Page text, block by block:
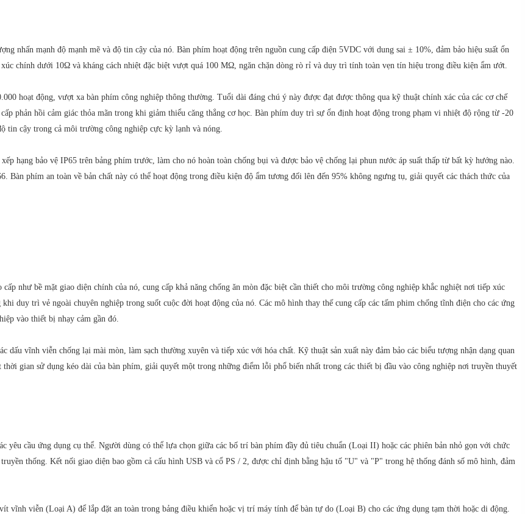
nhấn mạnh độ mạnh mẽ và độ tin cậy của nó. Bàn phím hoạt động trên nguồn cung cấp điện 5VDC với dung sai ± 10%, đảm bảo hiệu suất ổn
chính dưới 10Ω và kháng cách nhiệt đặc biệt vượt quá 100 MΩ, ngăn chặn dòng rò rỉ và duy trì tính toàn vẹn tín hiệu trong điều kiện ẩm ướt.
hoạt động, vượt xa bàn phím công nghiệp thông thường. Tuổi dài đáng chú ý này được đạt được thông qua kỹ thuật chính xác của các cơ chế
phản hồi cảm giác thỏa mãn trong khi giảm thiểu căng thẳng cơ học. Bàn phím duy trì sự ổn định hoạt động trong phạm vi nhiệt độ rộng từ -20
tin cậy trong cả môi trường công nghiệp cực kỳ lạnh và nóng.
hạng bảo vệ IP65 trên bảng phím trước, làm cho nó hoàn toàn chống bụi và được bảo vệ chống lại phun nước áp suất thấp từ bất kỳ hướng nào.
Bàn phím an toàn về bản chất này có thể hoạt động trong điều kiện độ ẩm tương đối lên đến 95% không ngưng tụ, giải quyết các thách thức của
như bề mặt giao diện chính của nó, cung cấp khả năng chống ăn mòn đặc biệt cần thiết cho môi trường công nghiệp khắc nghiệt nơi tiếp xúc
duy trì vẻ ngoài chuyên nghiệp trong suốt cuộc đời hoạt động của nó. Các mô hình thay thế cung cấp các tấm phim chống tĩnh điện cho các ứng
vào thiết bị nhạy cảm gần đó.
dấu vĩnh viễn chống lại mài mòn, làm sạch thường xuyên và tiếp xúc với hóa chất. Kỹ thuật sản xuất này đảm bảo các biểu tượng nhận dạng quan
gian sử dụng kéo dài của bàn phím, giải quyết một trong những điểm lỗi phổ biến nhất trong các thiết bị đầu vào công nghiệp nơi truyền thuyết
yêu cầu ứng dụng cụ thể. Người dùng có thể lựa chọn giữa các bố trí bàn phím đầy đủ tiêu chuẩn (Loại II) hoặc các phiên bản nhỏ gọn với chức
thống. Kết nối giao diện bao gồm cả cấu hình USB và cổ PS / 2, được chỉ định bằng hậu tố "U" và "P" trong hệ thống đánh số mô hình, đảm
vĩnh viễn (Loại A) để lắp đặt an toàn trong bảng điều khiển hoặc vị trí máy tính để bàn tự do (Loại B) cho các ứng dụng tạm thời hoặc di động.